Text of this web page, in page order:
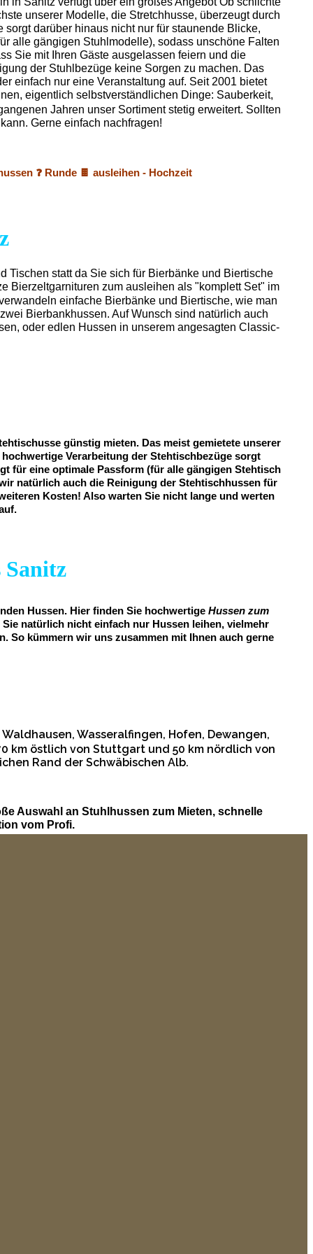
unserer Modelle, die Stretchhusse, überzeugt durch
darüber hinaus nicht nur für staunende Blicke,
alle gängigen Stuhlmodelle), sodass unschöne Falten
Sie mit Ihren Gäste ausgelassen feiern und die
der Stuhlbezüge keine Sorgen zu machen. Das
einfach nur eine Veranstaltung auf. Seit 2001 bietet
eigentlich selbstverständlichen Dinge: Sauberkeit,
Jahren unser Sortiment stetig erweitert. Sollten
Gerne einfach nachfragen!
❓ Runde 🍫 ausleihen - Hochzeit
Tischen statt da Sie sich für Bierbänke und Biertische
Bierzeltgarnituren zum ausleihen als "komplett Set" im
einfache Bierbänke und Biertische, wie man
Bierbankhussen. Auf Wunsch sind natürlich auch
oder edlen Hussen in unserem angesagten Classic-
günstig mieten. Das meist gemietete unserer
Verarbeitung der Stehtischbezüge sorgt
für eine optimale Passform (für alle gängigen Stehtisch
natürlich auch die Reinigung der Stehtischhussen für
Kosten! Also warten Sie nicht lange und werten
Hussen. Hier finden Sie hochwertige Hussen zum
Sie natürlich nicht einfach nur Hussen leihen, vielmehr
So kümmern wir uns zusammen mit Ihnen auch gerne
Wasseralfingen, Hofen, Dewangen,
km östlich von Stuttgart und 50 km nördlich von
Rand der Schwäbischen Alb.
Auswahl an Stuhlhussen zum Mieten, schnelle
vom Profi.